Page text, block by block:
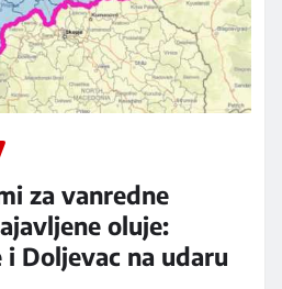
za vanredne
oluje:
Doljevac na udaru